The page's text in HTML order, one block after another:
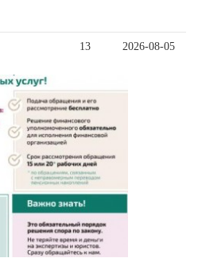
2026-08-05
13